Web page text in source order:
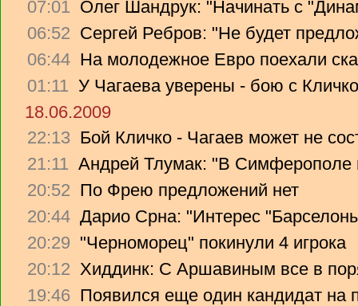
07:01 Олег Шандрук: "Начинать с
06:52 Сергей Ребров: "Не будет
06:44 На молодежное Евро поехали
01:11 У Чагаева уверены - бою с
18.06.2009
22:13 Бой Кличко - Чагаев может не
21:11 Андрей Тлумак: "В Симферополе
20:52 По Фрею предложений нет
20:44 Дарио Срна: "Интерес
20:29 "Черноморец" покинули 4 игрока
20:12 Хиддинк: С Аршавиным все в
19:46 Появился еще один кандидат на